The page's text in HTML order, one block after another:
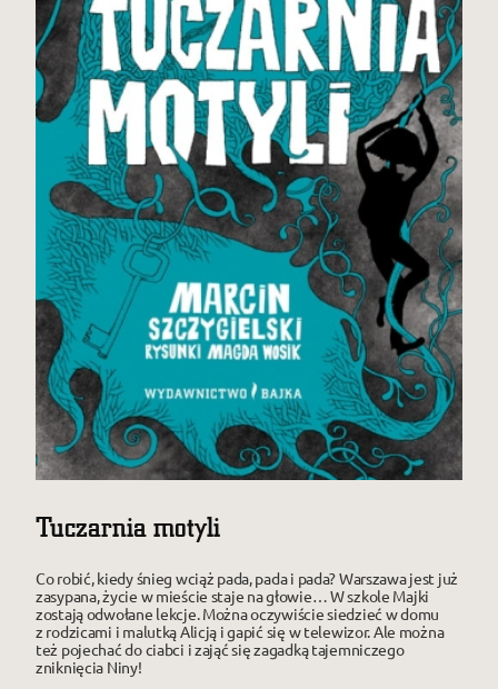
Tuczarnia motyli
Co robić, kiedy śnieg wciąż pada, pada i pada? Warszawa jest już
zasypana, życie w mieście staje na głowie… W szkole Majki
zostają odwołane lekcje. Można oczywiście siedzieć w domu
z rodzicami i malutką Alicją i gapić się w telewizor. Ale można
też pojechać do ciabci i zająć się zagadką tajemniczego
zniknięcia Niny!